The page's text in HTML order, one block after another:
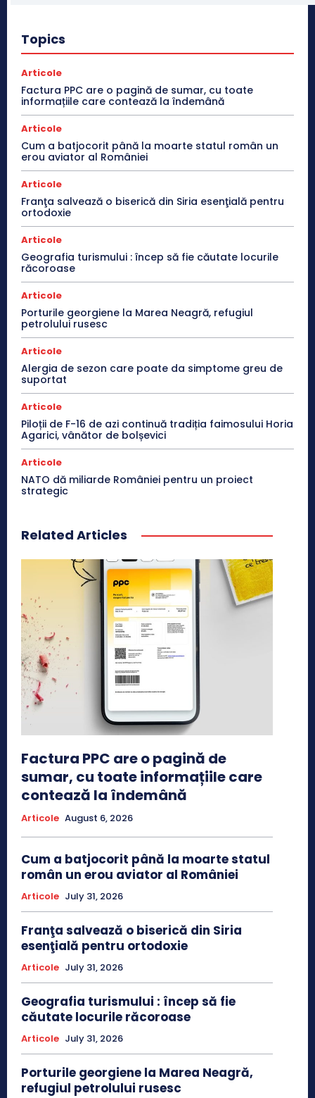
Topics
Articole
Factura PPC are o pagină de sumar, cu toate
informațiile care contează la îndemână
Articole
Cum a batjocorit până la moarte statul român un
erou aviator al României
Articole
Franţa salvează o biserică din Siria esenţială pentru
ortodoxie
Articole
Geografia turismului : încep să fie căutate locurile
răcoroase
Articole
Porturile georgiene la Marea Neagră, refugiul
petrolului rusesc
Articole
Alergia de sezon care poate da simptome greu de
suportat
Articole
Piloții de F-16 de azi continuă tradiția faimosului Horia
Agarici, vânător de bolșevici
Articole
NATO dă miliarde României pentru un proiect
strategic
Related Articles
Factura PPC are o pagină de
sumar, cu toate informațiile care
contează la îndemână
Articole August 6, 2026
Cum a batjocorit până la moarte statul
român un erou aviator al României
Articole July 31, 2026
Franţa salvează o biserică din Siria
esenţială pentru ortodoxie
Articole July 31, 2026
Geografia turismului : încep să fie
căutate locurile răcoroase
Articole July 31, 2026
Porturile georgiene la Marea Neagră,
refugiul petrolului rusesc